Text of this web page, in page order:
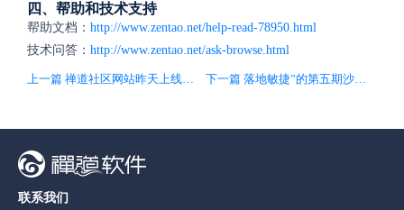
四、帮助和技术支持
帮助文档： http://www.zentao.net/help-read-78950.html
技术问答： http://www.zentao.net/ask-browse.html
上一篇 禅道社区网站昨天上线1.0版本 下一篇 落地敏捷”的第五期沙龙，诚邀您参加
联系我们